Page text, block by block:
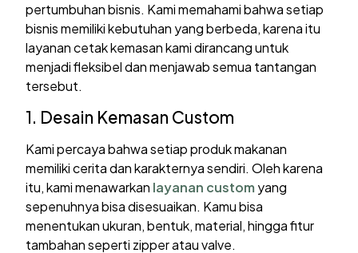
pertumbuhan bisnis. Kami memahami bahwa setiap
bisnis memiliki kebutuhan yang berbeda, karena itu
layanan cetak kemasan kami dirancang untuk
menjadi fleksibel dan menjawab semua tantangan
tersebut.
1. Desain Kemasan Custom
Kami percaya bahwa setiap produk makanan
memiliki cerita dan karakternya sendiri. Oleh karena
itu, kami menawarkan layanan custom yang
sepenuhnya bisa disesuaikan. Kamu bisa
menentukan ukuran, bentuk, material, hingga fitur
tambahan seperti zipper atau valve.